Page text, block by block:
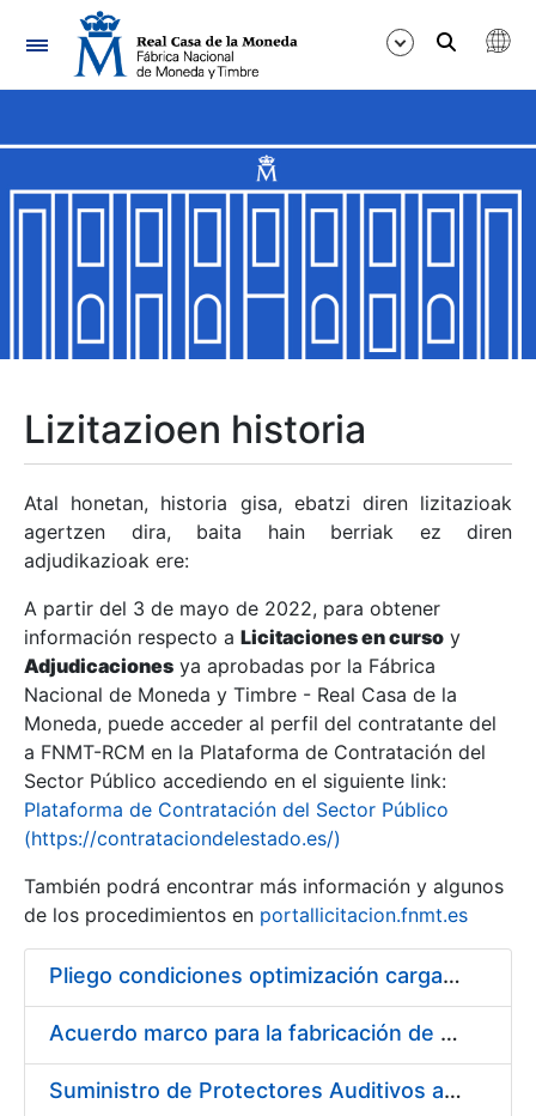
Nabigazioa
Erakutsi/Ezkutatu
Erakutsi/Ezkutatu
Erakutsi/Ezkutatu
Erakutsi/Ezkutatu
Erakutsi/Ezkutatu
Erakutsi/Ezkutatu
Erakutsi/Ezkutatu
Erakutsi/Ezkutatu
Lizitazioen historia
Atal honetan, historia gisa, ebatzi diren lizitazioak
agertzen dira, baita hain berriak ez diren
adjudikazioak ere:
A partir del 3 de mayo de 2022, para obtener
información respecto a Licitaciones en curso y
Adjudicaciones ya aprobadas por la Fábrica
Nacional de Moneda y Timbre - Real Casa de la
Moneda, puede acceder al perfil del contratante del
a FNMT-RCM en la Plataforma de Contratación del
Sector Público accediendo en el siguiente link:
Plataforma de Contratación del Sector Público
(https://contrataciondelestado.es/)
También podrá encontrar más información y algunos
de los procedimientos en portallicitacion.fnmt.es
Pliego condiciones optimización cargas compras firmado
Acuerdo marco para la fabricación de piezas
Suministro de Protectores Auditivos a medida para las personas trabajadoras de los Centros de Trabajo de Madrid y Burgos